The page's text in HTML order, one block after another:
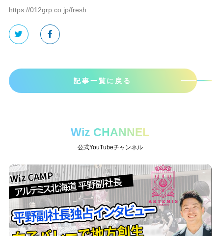
https://012grp.co.jp/fresh
記事一覧に戻る
Wiz CHANNEL
公式YouTubeチャンネル